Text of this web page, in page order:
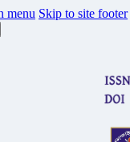
menu Skip to site footer